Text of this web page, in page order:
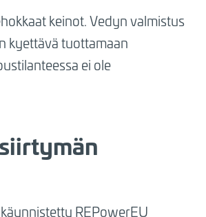
keinot. Vedyn valmistus
kyettävä tuottamaan
ei ole
REPowerEU